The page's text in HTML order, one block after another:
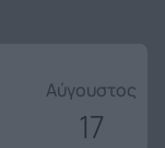
Αύγουστος
17